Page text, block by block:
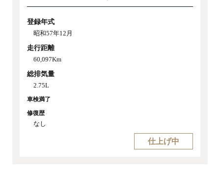
登録年式
昭和57年12月
走行距離
60,097Km
総排気量
2.75L
車検満了
修復歴
なし
仕上げ中